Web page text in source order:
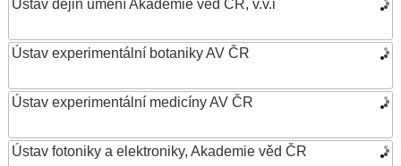
Ústav dějin umění Akademie věd ČR, v.v.i
Ústav experimentální botaniky AV ČR
Ústav experimentální medicíny AV ČR
Ústav fotoniky a elektroniky, Akademie věd ČR